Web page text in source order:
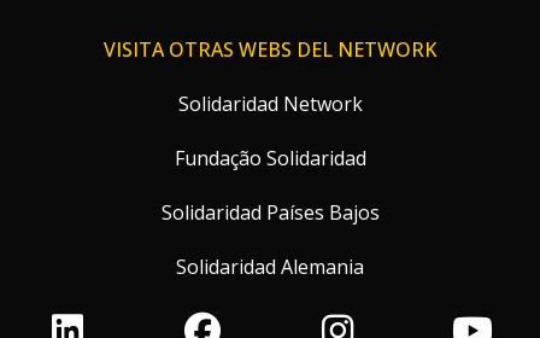
VISITA OTRAS WEBS DEL NETWORK
Solidaridad Network
Fundação Solidaridad
Solidaridad Países Bajos
Solidaridad Alemania